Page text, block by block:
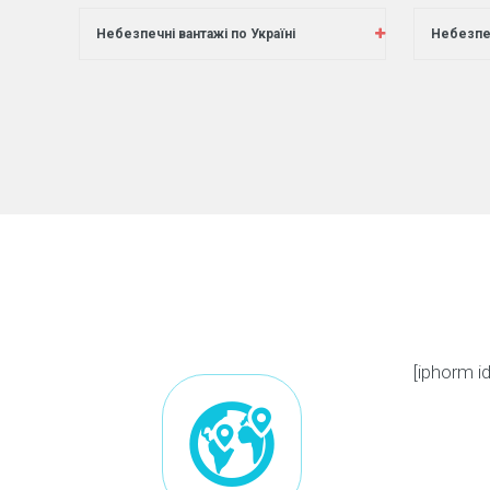
Небезпечні вантажі по Україні
[iphorm